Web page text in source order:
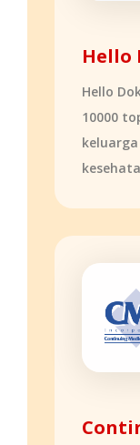
Hello
Hello
10000